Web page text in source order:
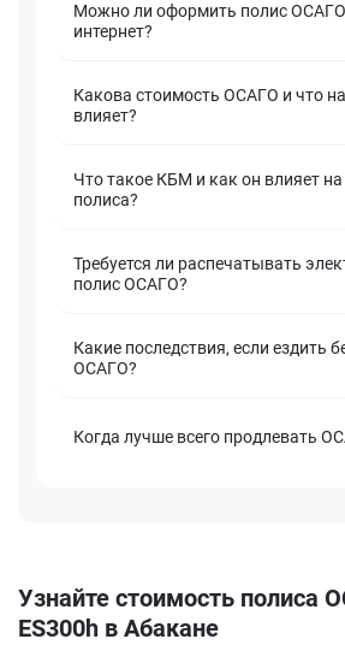
Можно ли оформить полис ОСАГО
интернет?
Какова стоимость ОСАГО и что
влияет?
Что такое КБМ и как он влияет на
полиса?
Требуется ли распечатывать
полис ОСАГО?
Какие последствия, если ездить
ОСАГО?
Когда лучше всего продлевать
Узнайте стоимость полиса
ES300h в Абакане